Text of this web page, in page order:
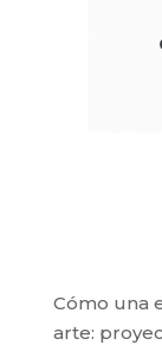
Cómo una
arte: